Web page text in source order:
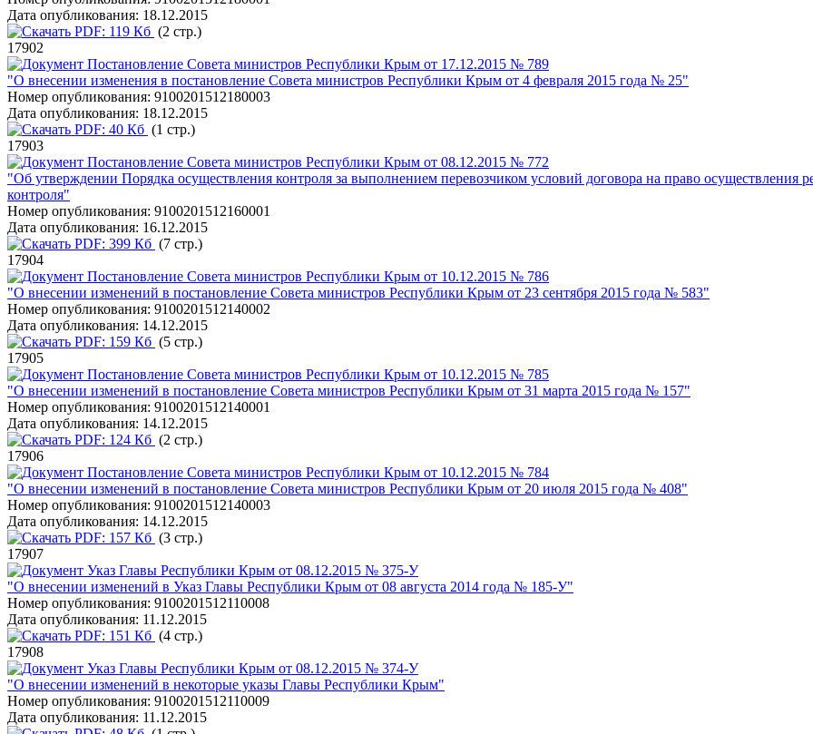
Дата опубликования: 18.12.2015
PDF: 119 Кб (2 стр.)
17902
Постановление Совета министров Республики Крым от 17.12.2015 № 789
"О внесении изменения в постановление Совета министров Республики Крым от 4 февраля 2015 года № 25"
Номер опубликования: 9100201512180003
Дата опубликования: 18.12.2015
PDF: 40 Кб (1 стр.)
17903
Постановление Совета министров Республики Крым от 08.12.2015 № 772
"Об утверждении Порядка осуществления контроля за выполнением перевозчиком условий договора на право осуществления
контроля"
Номер опубликования: 9100201512160001
Дата опубликования: 16.12.2015
PDF: 399 Кб (7 стр.)
17904
Постановление Совета министров Республики Крым от 10.12.2015 № 786
"О внесении изменений в постановление Совета министров Республики Крым от 23 сентября 2015 года № 583"
Номер опубликования: 9100201512140002
Дата опубликования: 14.12.2015
PDF: 159 Кб (5 стр.)
17905
Постановление Совета министров Республики Крым от 10.12.2015 № 785
"О внесении изменений в постановление Совета министров Республики Крым от 31 марта 2015 года № 157"
Номер опубликования: 9100201512140001
Дата опубликования: 14.12.2015
PDF: 124 Кб (2 стр.)
17906
Постановление Совета министров Республики Крым от 10.12.2015 № 784
"О внесении изменений в постановление Совета министров Республики Крым от 20 июля 2015 года № 408"
Номер опубликования: 9100201512140003
Дата опубликования: 14.12.2015
PDF: 157 Кб (3 стр.)
17907
Указ Главы Республики Крым от 08.12.2015 № 375-У
"О внесении изменений в Указ Главы Республики Крым от 08 августа 2014 года № 185-У"
Номер опубликования: 9100201512110008
Дата опубликования: 11.12.2015
PDF: 151 Кб (4 стр.)
17908
Указ Главы Республики Крым от 08.12.2015 № 374-У
"О внесении изменений в некоторые указы Главы Республики Крым"
Номер опубликования: 9100201512110009
Дата опубликования: 11.12.2015